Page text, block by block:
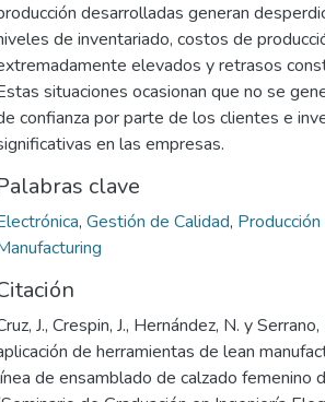
desarrolladas generan
de inventariado, costos de
elevados y retrasos
situaciones ocasionan que no se
confianza por parte de los clientes e
en las empresas.
clave
, Gestión de Calidad,
J., Crespin, J., Hernández, N. y
de herramientas de lean
de ensamblado de calzado femenino